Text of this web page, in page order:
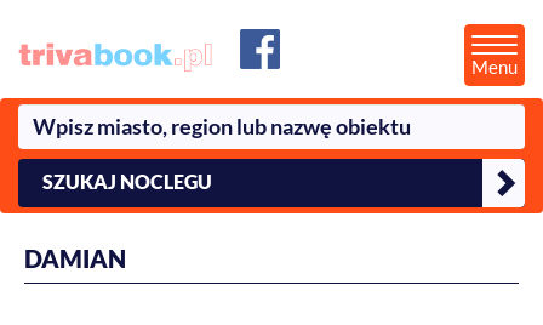
Menu
SZUKAJ NOCLEGU
DAMIAN